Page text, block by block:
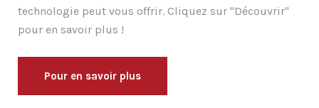
technologie peut vous offrir. Cliquez sur "Découvrir"
pour en savoir plus !
Pour en savoir plus